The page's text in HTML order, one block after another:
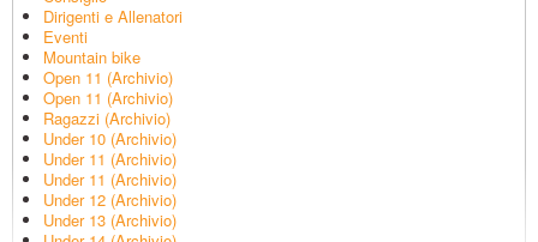
Dirigenti e Allenatori
Eventi
Mountain bike
Open 11 (Archivio)
Open 11 (Archivio)
Ragazzi (Archivio)
Under 10 (Archivio)
Under 11 (Archivio)
Under 11 (Archivio)
Under 12 (Archivio)
Under 13 (Archivio)